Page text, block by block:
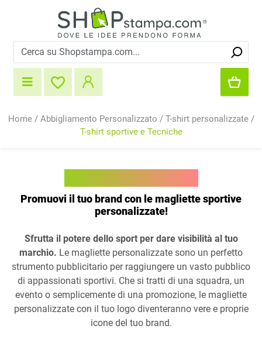
Home/ Abbigliamento Personalizzato / T-shirt personalizzate/
T-shirt sportive e Tecniche
Promuovi il tuo brand con le magliette sportive
personalizzate!
Sfrutta il potere dello sport per dare visibilità al tuo
marchio. Le magliette personalizzate sono un perfetto
strumento pubblicitario per raggiungere un vasto pubblico
di appassionati sportivi. Che si tratti di una squadra, un
evento o semplicemente di una promozione, le magliette
personalizzate con il tuo logo diventeranno vere e proprie
icone del tuo brand.